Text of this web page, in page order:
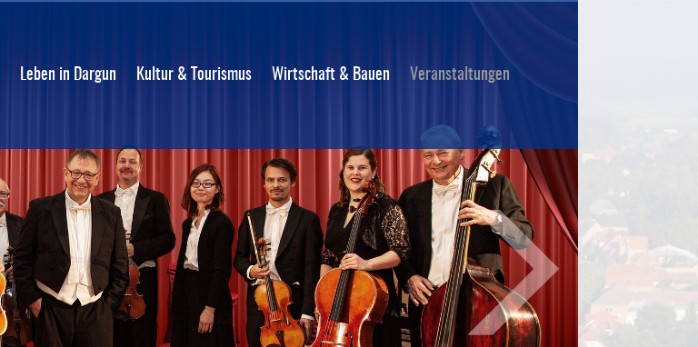
Leben in Dargun Kultur & Tourismus Wirtschaft & Bauen Veranstaltungen